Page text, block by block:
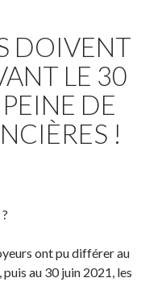
DOIVENT
LE 30
DE
!
ont pu différer au
au 30 juin 2021, les